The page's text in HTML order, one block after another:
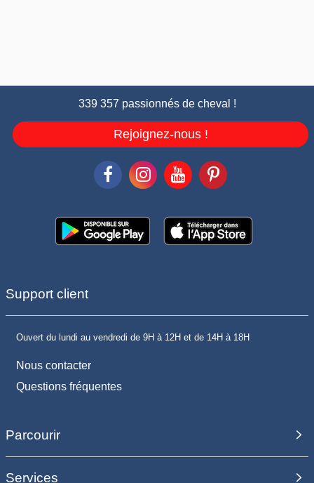
339 357 passionnés de cheval !
Rejoignez-nous !
Support client
Ouvert du lundi au vendredi de 9H à 12H et de 14H à 18H
Nous contacter
Questions fréquentes
Parcourir
Services